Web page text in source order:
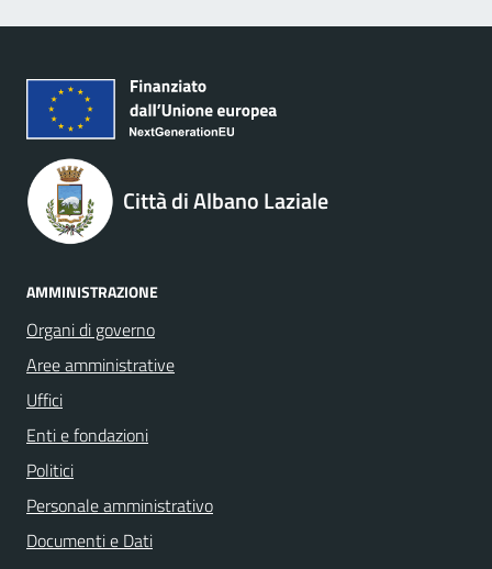
Città di Albano Laziale
AMMINISTRAZIONE
Organi di governo
Aree amministrative
Uffici
Enti e fondazioni
Politici
Personale amministrativo
Documenti e Dati